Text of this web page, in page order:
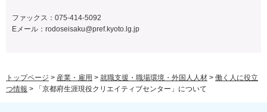
ファックス： 075-414-5092
Eメール： rodoseisaku@pref.kyoto.lg.jp
トップページ > 産業・雇用 > 就職支援・職場環境・外国人人材 > 働く人に役立
つ情報 > 「京都府生涯現役クリエイティブセンター」について